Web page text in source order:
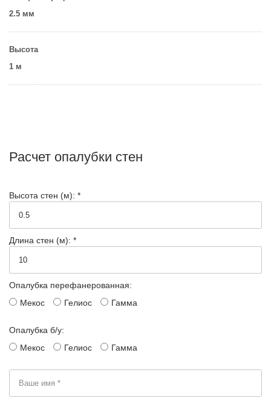
2.5 мм
Высота
1 м
Расчет опалубки стен
Высота стен (м): *
Длина стен (м): *
Опалубка перефанерованная:
Мекос
Гелиос Гамма
Опалубка б/у:
Мекос
Гелиос Гамма